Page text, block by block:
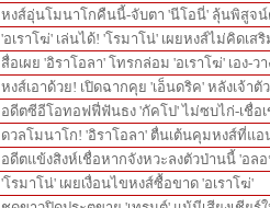
หงส์อุ่นโมนาโกคืนนี้-จับตา 'นีโอนี่' ลุ้นพิสูจน์
'อเราโฆ่' เล่นได้! 'โรมาโน่' เผยหงส์ไม่คิดเส
สื่อเผย 'อิราโอลา' โทรกล่อม 'อเราโฆ่' เอง-ว
หงส์เอาด้วย! เปิดฉากคุย 'เอ็นดริค' หลังเจ้า
อดีตซีอีโอทอฟฟี่ฟันธง 'กัคโป' ไม่ซบไก่-เชื่อเ
ดวลโมนาโก! 'อิราโอลา' ตื่นเต้นคุมหงส์ที่แ
อดีตแข้งสิงห์เชื่อหากจังหวะลงตัวป่านนี้ 'อล
'โรมาโน่' เผยเงื่อนไขหงส์ซื้อขาด 'อเราโฆ่'